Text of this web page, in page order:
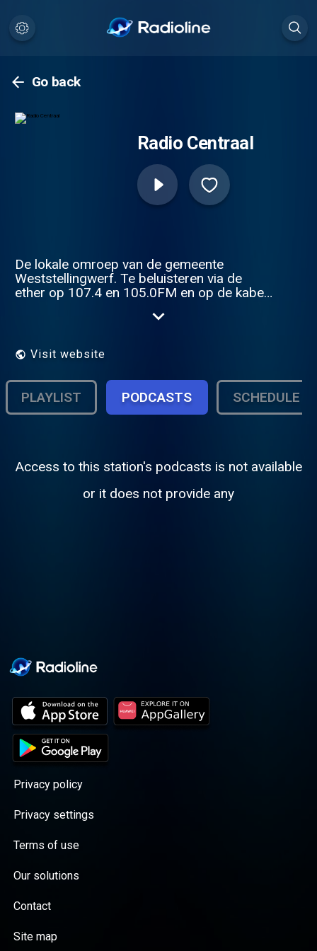
Go back
Radio Centraal
De lokale omroep van de gemeente
Weststellingwerf. Te beluisteren via de
ether op 107.4 en 105.0FM en op de kabel
Visit website
PLAYLIST PODCASTS SCHEDULE
Access to this station's podcasts is not available
or it does not provide any
Privacy policy
Privacy settings
Terms of use
Our solutions
Contact
Site map